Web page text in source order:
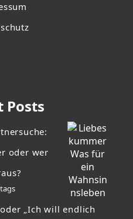
Posts
oder wer
„Ich will endlich